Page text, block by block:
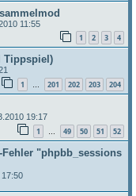
11:55
1 2 3 4
Tippspiel)
1 … 201 202 203 204
19:17
1 49 50 51 52
"phpbb_sessions